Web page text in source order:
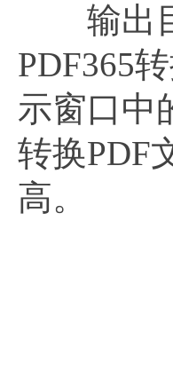
输出目
PDF365
示窗口中
转换PDF
高。